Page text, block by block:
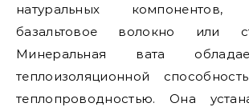
натуральных
базальтовое волокно или
Минеральная вата
теплоизоляционной
теплопроводностью. Она